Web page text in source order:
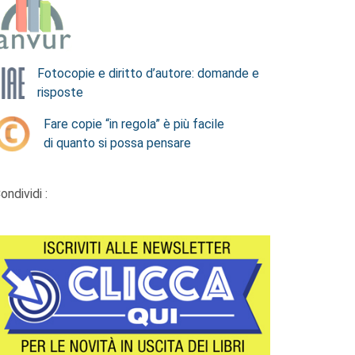
Fotocopie e diritto d’autore: domande e
risposte
Fare copie “in regola” è più facile
di quanto si possa pensare
: